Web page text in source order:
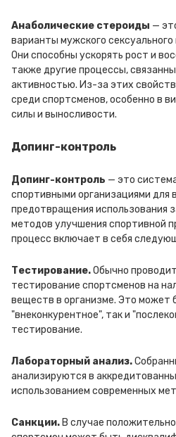
Анаболические стероиды —
варианты мужского
Они способны ускорять рост и
также другие процессы,
активностью. Из-за этих
среди спортсменов, особенно в
силы и выносливости.
Допинг-контроль
Допинг-контроль — это
спортивными организациями для
предотвращения использования
методов улучшения спортивной
процесс включает в себя
Тестирование.Обычно
тестирование спортсменов на
веществ в организме. Это может
"внеконкурентное", так и
тестирование.
Лабораторный анализ.
анализируются в
использованием современных
Санкции. В случае